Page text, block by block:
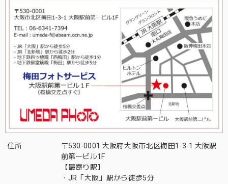
住所
〒530-0001 大阪府大阪市北区梅田1-3-1 大阪駅
前第一ビル1F
【最寄り駅】
・JR「大阪」駅から徒歩5分